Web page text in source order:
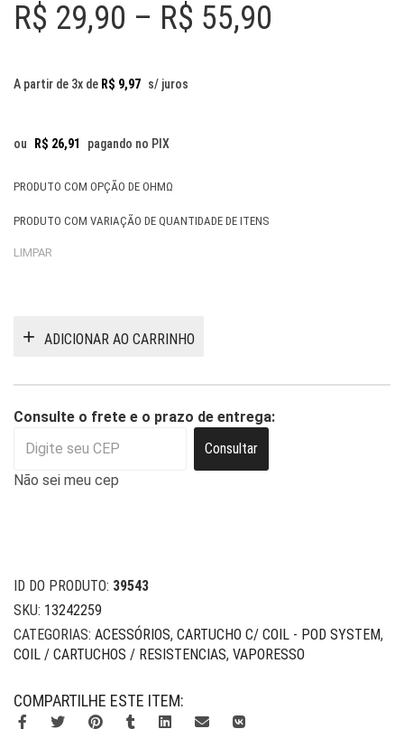
R$ 29,90 – R$ 55,90
A partir de 3x de R$ 9,97 s/ juros
ou R$ 26,91 pagando no PIX
PRODUTO COM OPÇÃO DE OHMΩ
PRODUTO COM VARIAÇÃO DE QUANTIDADE DE ITENS
LIMPAR
ADICIONAR AO CARRINHO
Consulte o frete e o prazo de entrega:
Consultar
Não sei meu cep
ID DO PRODUTO: 39543
SKU: 13242259
CATEGORIAS: ACESSÓRIOS, CARTUCHO C/ COIL - POD SYSTEM,
COIL / CARTUCHOS / RESISTENCIAS, VAPORESSO
COMPARTILHE ESTE ITEM: